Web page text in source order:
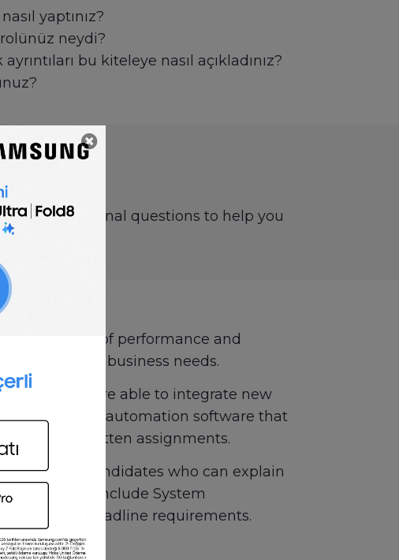
yaptınız?
neydi?
bu kiteleye nasıl açıkladınız?
and situational questions to help you
high levels of performance and
that meet business needs.
cycle and are able to integrate new
scripts and automation software that
skills with written assignments.
out for candidates who can explain
teams that include System
and deadline requirements.